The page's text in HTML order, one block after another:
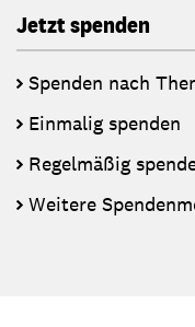
Jetzt spenden
Spenden nach
Einmalig spenden
Regelmäßig
Weitere